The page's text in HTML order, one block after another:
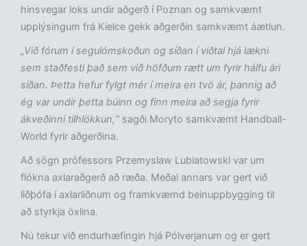
hinsvegar loks undir aðgerð í Poznan og samkvæmt
upplýsingum frá Kielce gekk aðgerðin samkvæmt áætlun.
„Við fórum í segulómskoðun og síðan í viðtal hjá lækni
sem staðfesti það sem við höfðum rætt um fyrir hálfu ári
síðan. Þetta hefur fylgt mér í meira en tvö ár, þannig að
ég var undir þetta búinn og finn meira að segja fyrir
ákveðinni tilhlökkun,“ sagði Moryto samkvæmt Handball-
World fyrir aðgerðina.
Að sögn prófessors Przemyslaw Lubiatowski var um
flókna axlaraðgerð að ræða. Meðal annars var gert við
liðþófa í axlarliðnum og framkvæmd beinuppbygging til
að styrkja öxlina.
Nú tekur við endurhæfingin hjá Pólverjanum og er gert